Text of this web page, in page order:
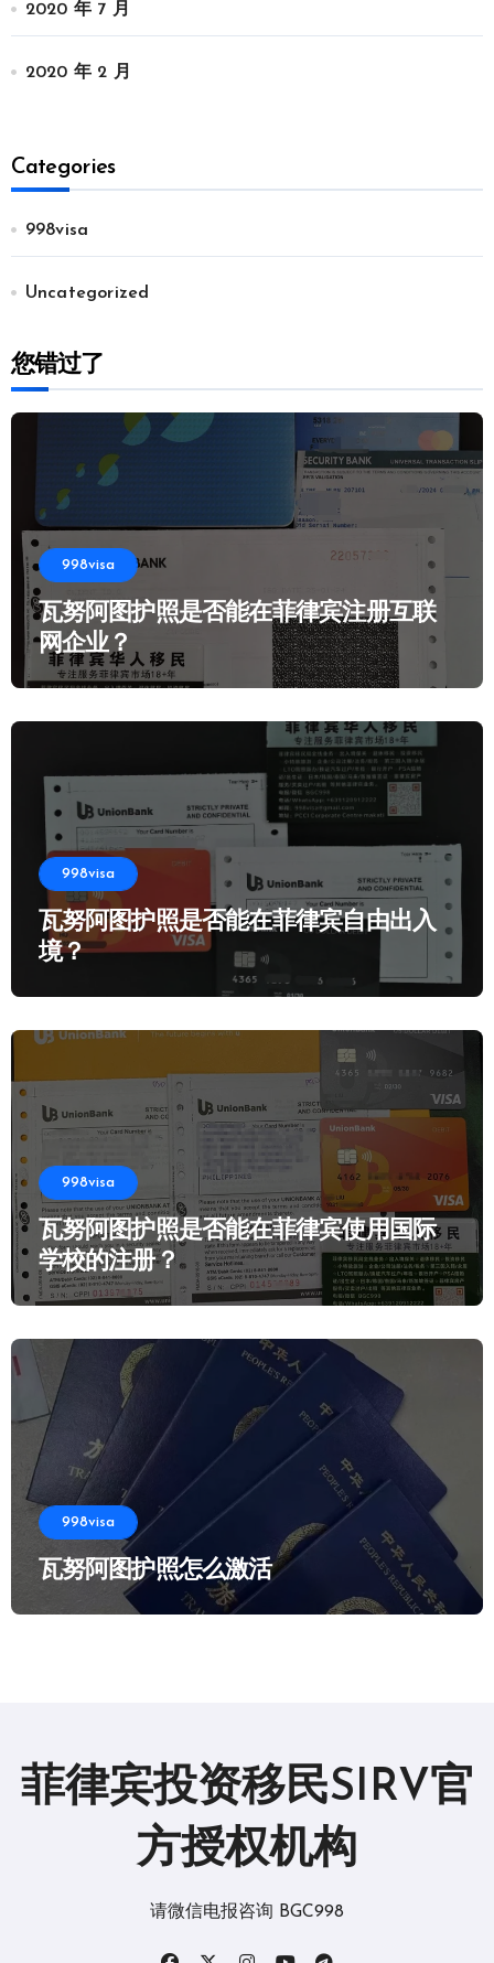
2020 年 7 月
2020 年 2 月
Categories
998visa
Uncategorized
您错过了
998visa
瓦努阿图护照是否能在菲律宾注册互联
网企业？
998visa
瓦努阿图护照是否能在菲律宾自由出入
境？
998visa
瓦努阿图护照是否能在菲律宾使用国际
学校的注册？
998visa
瓦努阿图护照怎么激活
菲律宾投资移民SIRV官
方授权机构
请微信电报咨询 BGC998